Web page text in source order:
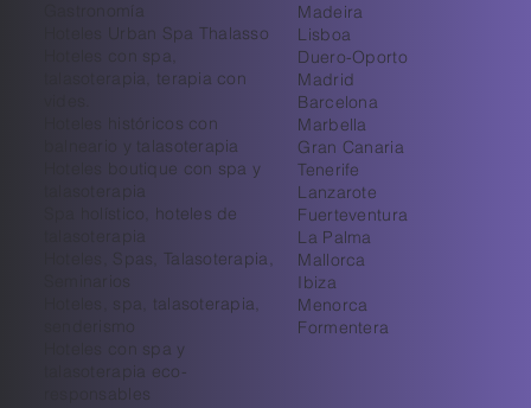
Madeira
Lisboa
Duero-Oporto
Madrid
Barcelona
Marbella
Gran Canaria
Tenerife
Lanzarote
Fuerteventura
La Palma
Mallorca
Ibiza
Menorca
Formentera
Gastronomía
Hoteles Urban Spa Thalasso
Hoteles con spa,
talasoterapia, terapia con
Hoteles históricos con
balneario y talasoterapia
Hoteles boutique con spa y
talasoterapia
Spa holístico, hoteles de
talasoterapia
Hoteles, Spas, Talasoterapia,
Seminarios
Hoteles, spa, talasoterapia,
senderismo
Hoteles con spa y
talasoterapia eco-
responsables